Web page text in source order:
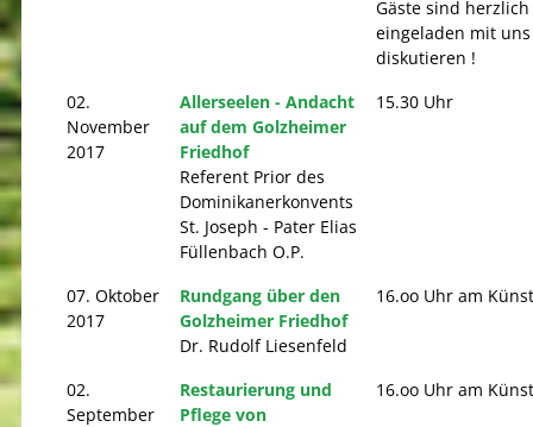
Gäste sind herzlich
eingeladen mit
diskutieren !
02.
November
2017
Allerseelen - Andacht
auf dem Golzheimer
Friedhof
Referent Prior des
Dominikanerkonvents
St. Joseph - Pater Elias
Füllenbach O.P.
15.30 Uhr
07. Oktober
2017
Rundgang über den
Golzheimer Friedhof
Dr. Rudolf Liesenfeld
16.oo Uhr am
02.
September
Restaurierung und
Pflege von
16.oo Uhr am